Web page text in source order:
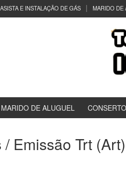
E INSTALAÇÃO DE GÁS MARIDO DE
MARIDO DE ALUGUEL
Emissão Trt